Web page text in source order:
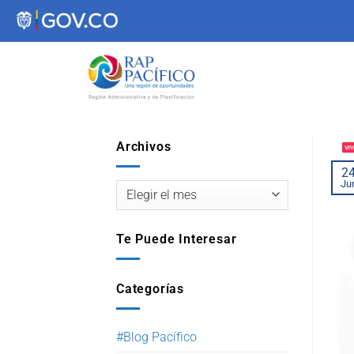
contenido
Archivos
Te Puede Interesar
Categorías
#Blog Pacífico